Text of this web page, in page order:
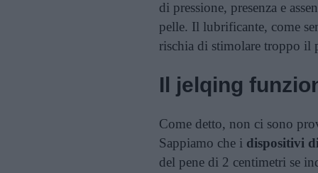
di pressione, presenza e
pelle. Il lubrificante, come
rischia di stimolare troppo il
Il jelqing
Come detto, non ci sono
Sappiamo che i dispositivi
del pene di 2 centimetri se